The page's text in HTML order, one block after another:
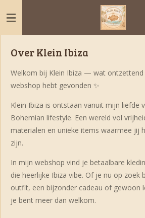
direct
naar
deOver Klein Ibiza
Welkom bij Klein Ibiza — wat
webshop hebt gevonden ✨
Klein Ibiza is ontstaan vanuit mijn liefde
Bohemian lifestyle. Een wereld vol
materialen en unieke items waarmee jij
zijn.
In mijn webshop vind je betaalbare
die heerlijke Ibiza vibe. Of je nu op zoek
outfit, een bijzonder cadeau of gewoon
je bent meer dan welkom.